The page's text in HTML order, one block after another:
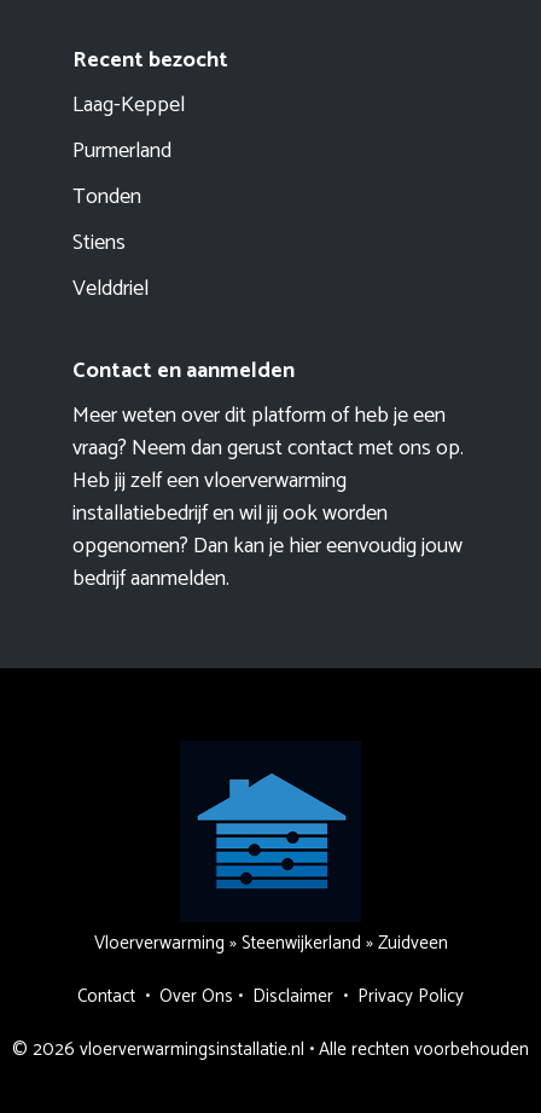
Recent bezocht
Laag-Keppel
Purmerland
Tonden
Stiens
Velddriel
Contact en aanmelden
Meer weten over dit platform of heb je een
vraag? Neem dan gerust contact met ons op.
Heb jij zelf een vloerverwarming
installatiebedrijf en wil jij ook worden
opgenomen? Dan kan je hier eenvoudigjouw
bedrijf aanmelden.
Vloerverwarming »Steenwijkerland »Zuidveen
Contact • Over Ons • Disclaimer • Privacy Policy
© 2026 vloerverwarmingsinstallatie.nl • Alle rechten voorbehouden